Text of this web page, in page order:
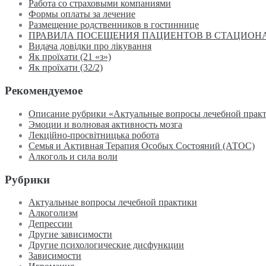
Работа со страховыми компаниями
Формы оплаты за лечение
Размещение родственников в гостиннице
ПРАВИЛА ПОСЕЩЕНИЯ ПАЦИЕНТОВ В
Видача довідки про лікування
Як проїхати (21 «з»)
Як проїхати (32/2)
Рекомендуемое
Описание рубрики «Актуальные вопросы лечебной
Эмоции и волновая активность мозга
Лекційно-просвітницька робота
Семья и Активная Терапия Особых Состояний (АТОС)
Алкоголь и сила воли
Рубрики
Актуальные вопросы лечебной практики
Алкоголизм
Депрессии
Другие зависимости
Другие психологические дисфункции
Зависимости